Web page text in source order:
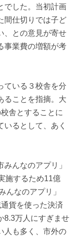
でした。当初計画
間仕切りでは子ど
、との意見が寄せ
事業費の増額が考
ている３校舎を分
ることを指摘。大
舎とすることに
るとして、あく
んなのアプリ」
施するため11億
んなのアプリ」
貨を使った決済
8.3万人にすぎませ
人も多く、市外の